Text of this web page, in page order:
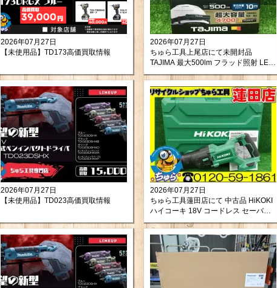
2026年07月27日
【未使用品】TD173高価買取情報
2026年07月27日
ちゅら工具上尾店にて未開封品
TAJIMA 最大500lm フラッド照射 LED
ヘッドライト KJS50A-B47を買取させ
2026年07月27日
【未使用品】TD023高価買取情報
2026年07月27日
ちゅら工具蓮田店にて 中古品 HiKOKI
ハイコーキ 18V コードレス セーバー
ソー CR18DBL(NN) をお買取りさせて